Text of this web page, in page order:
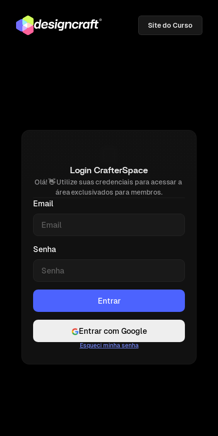
Site do Curso
Login CrafterSpace
Olá! 👋 Utilize suas credenciais para acessar a
área exclusivados para membros.
Email
Senha
Entrar com Google
Esqueci minha senha